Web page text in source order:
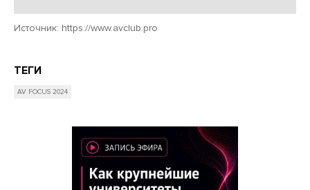
Источник: https://www.avclub.pro
ТЕГИ
AV FOCUS 2024